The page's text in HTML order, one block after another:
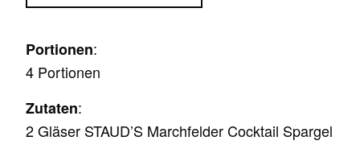
Portionen:
4 Portionen
Zutaten:
2 Gläser STAUD’S Marchfelder Cocktail Spargel